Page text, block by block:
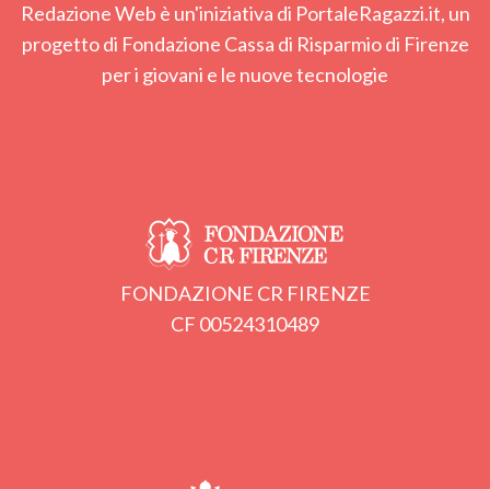
Redazione Web è un'iniziativa di PortaleRagazzi.it, un
progetto di Fondazione Cassa di Risparmio di Firenze
per i giovani e le nuove tecnologie
FONDAZIONE CR FIRENZE
CF 00524310489